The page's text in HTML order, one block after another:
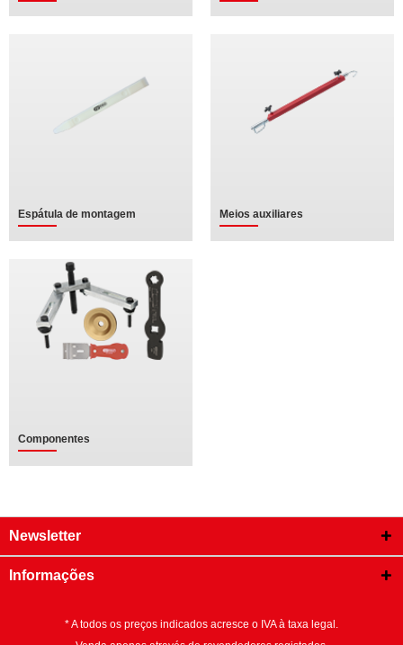
Espátula de montagem Meios auxiliares
Componentes
Newsletter
Informações
* A todos os preços indicados acresce o IVA à taxa legal.